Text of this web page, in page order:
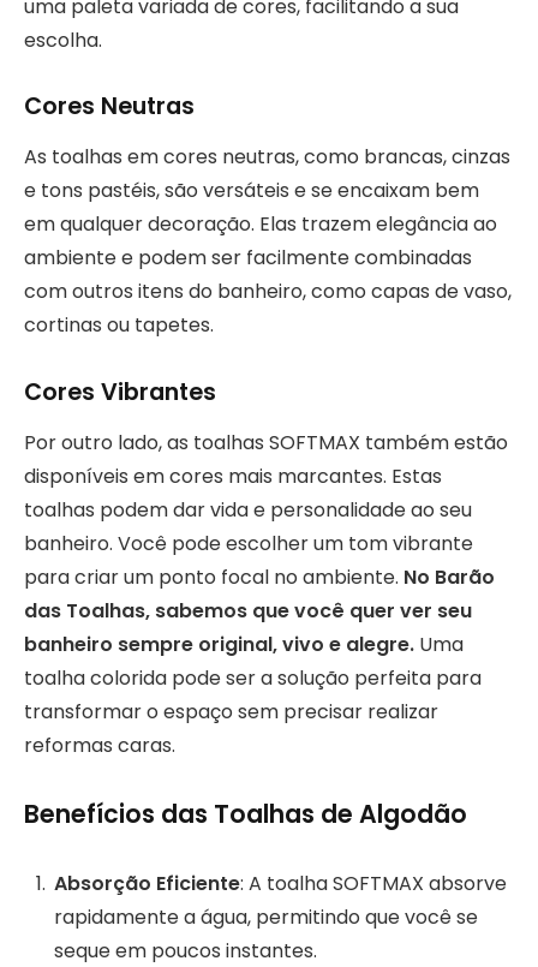
uma paleta variada de cores, facilitando a sua
escolha.
Cores Neutras
As toalhas em cores neutras, como brancas, cinzas
e tons pastéis, são versáteis e se encaixam bem
em qualquer decoração. Elas trazem elegância ao
ambiente e podem ser facilmente combinadas
com outros itens do banheiro, como capas de vaso,
cortinas ou tapetes.
Cores Vibrantes
Por outro lado, as toalhas SOFTMAX também estão
disponíveis em cores mais marcantes. Estas
toalhas podem dar vida e personalidade ao seu
banheiro. Você pode escolher um tom vibrante
para criar um ponto focal no ambiente. No Barão
das Toalhas, sabemos que você quer ver seu
banheiro sempre original, vivo e alegre. Uma
toalha colorida pode ser a solução perfeita para
transformar o espaço sem precisar realizar
reformas caras.
Benefícios das Toalhas de Algodão
Absorção Eficiente: A toalha SOFTMAX absorve
rapidamente a água, permitindo que você se
seque em poucos instantes.